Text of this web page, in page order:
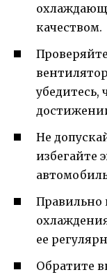
качеством.
убедитесь,
Не
избегайте
Правильно
ее
Обратите